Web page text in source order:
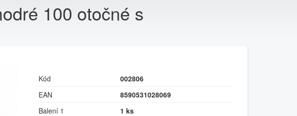
100 otočné s
Kód
002806
EAN
8590531028069
Balení 1
1 ks